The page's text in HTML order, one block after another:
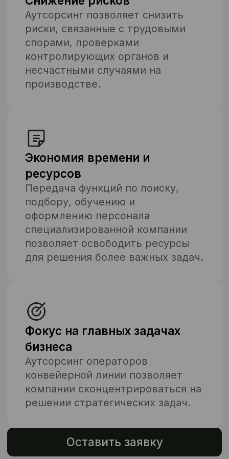
Фиксированная ставка
Один договор. Всё внутри:
зарплаты, налоги, проживание,
СИЗ, отчёты.
Прозрачно. Без рисков
Официальное оформление, все
документы в порядке, медкнижки
— вы не перепроверяете, не
оформляете, не дорабатываете.
Готовность к смене
Инструктаж, обучение, контроль
выхода и выработки. Вы
получаете готовую к работе
Высокий уровень управления
Менеджеры и бригадиры на
месте решают задачи до того, как
они становятся проблемами. У
вас не висит контроль на ручном
управлении.
мобильные бригады, гибрид —